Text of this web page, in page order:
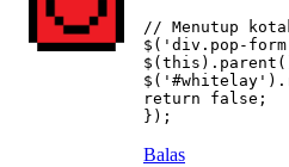
// Menutup
$('div.pop-
return false;
});
Balas